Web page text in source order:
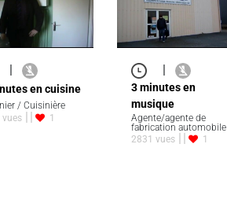
en cuisine
/ Cuisinière
vues
1
3 minutes en
musique
Agente/agente de
fabrication automobile
2831 vues
1